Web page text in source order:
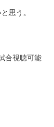
思う。
合視聴可能